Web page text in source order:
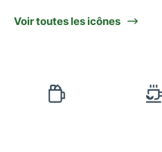
Voir toutes les icônes